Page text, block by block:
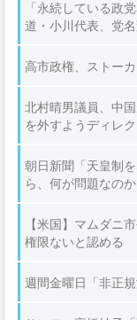
「永続している政
道・小川代表、党
高市政権、ストー
北村晴男議員、中
を外すようディレ
朝日新聞「天皇制
ら、何が問題なのか
【米国】マムダニ
権限ないと認める
週間金曜日「非正規